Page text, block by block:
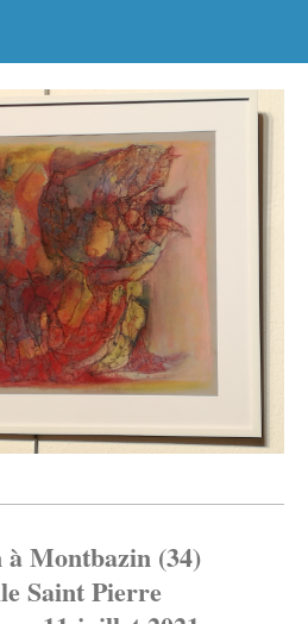
Montbazin (34)
Saint Pierre